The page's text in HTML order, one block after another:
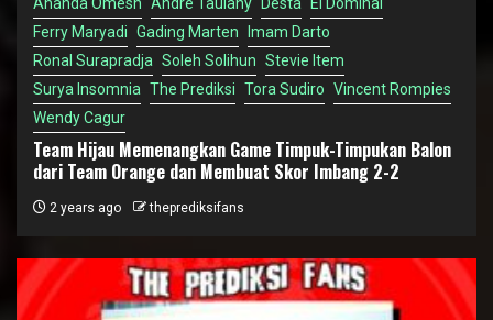
Ferry Maryadi Gading Marten Imam Darto
Ronal Surapradja Soleh Solihun Stevie Item
Surya Insomnia The Prediksi Tora Sudiro Vincent Rompies
Wendy Cagur
Team Hijau Memenangkan Game Timpuk-Timpukan Balon
dari Team Orange dan Membuat Skor Imbang 2-2
2 years ago theprediksifans